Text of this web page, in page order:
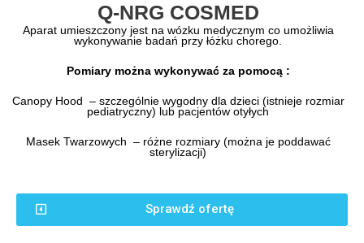
Q-NRG COSMED
Aparat umieszczony jest na wózku medycznym co umożliwia
wykonywanie badań przy łóżku chorego.
Pomiary można wykonywać za pomocą :
Canopy Hood – szczególnie wygodny dla dzieci (istnieje rozmiar
pediatryczny) lub pacjentów otyłych
Masek Twarzowych – różne rozmiary (można je poddawać
sterylizacji)
Sprawdź ofertę